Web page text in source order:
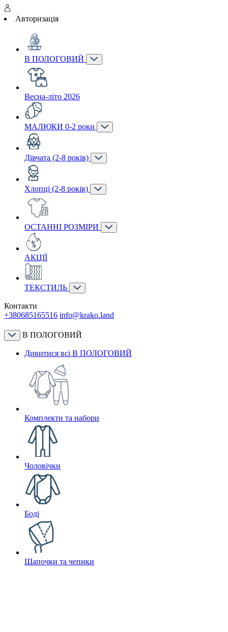
Авторизація
В ПОЛОГОВИЙ
Весна-літо 2026
МАЛЮКИ 0-2 роки
Дівчата (2-8 років)
Хлопці (2-8 років)
ОСТАННІ РОЗМІРИ
АКЦІЇ
ТЕКСТИЛЬ
Контакти
+380685165516 info@krako.land
В ПОЛОГОВИЙ
Дивитися всі В ПОЛОГОВИЙ
Комплекти та набори
Чоловічки
Боді
Шапочки та чепики